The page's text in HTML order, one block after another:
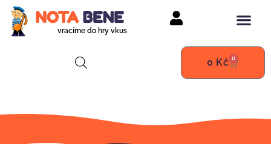
vracíme do hry vkus
0 Kč 0